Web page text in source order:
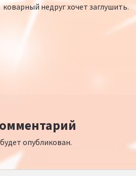
коварный недруг хочет заглушить.
опубликован.